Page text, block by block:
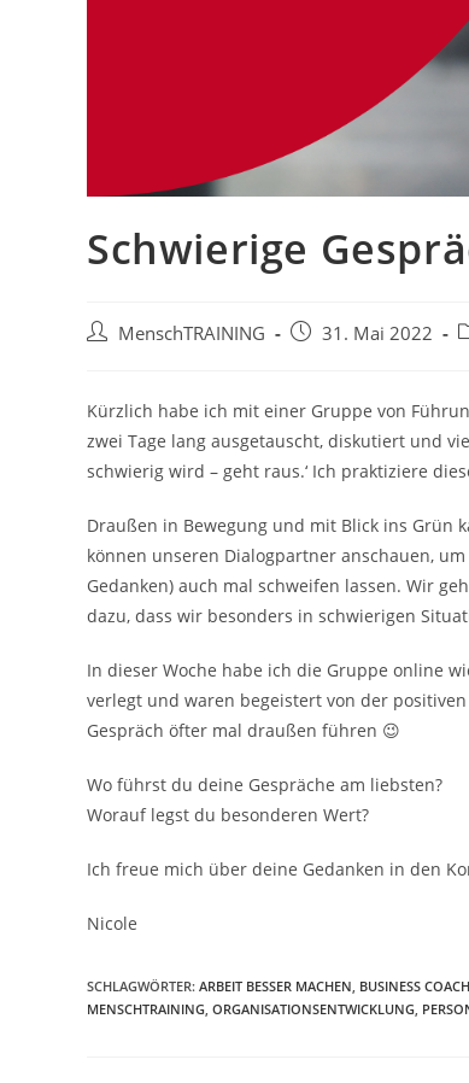
Schwierige
Beitrags-
MenschTRAINING
Beitrag31. Mai 2022
Kürzlich habe ich mit einer Gruppe von
zwei Tage lang ausgetauscht, diskutiert und
schwierig wird – geht raus.‘ Ich praktiziere
Draußen in Bewegung und mit Blick ins Grün
können unseren Dialogpartner anschauen,
Gedanken) auch mal schweifen lassen. Wir
dazu, dass wir besonders in schwierigen
In dieser Woche habe ich die Gruppe online
verlegt und waren begeistert von der
Gespräch öfter mal draußen führen 😉
Wo führst du deine Gespräche am liebsten?
Worauf legst du besonderen Wert?
Ich freue mich über deine Gedanken in den
Nicole
SCHLAGWÖRTER: ARBEIT BESSER MACHEN, BUSINESS
MENSCHTRAINING, ORGANISATIONSENTWICKLUNG,